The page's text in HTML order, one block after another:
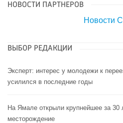
НОВОСТИ ПАРТНЕРОВ
Новости
ВЫБОР РЕДАКЦИИ
Эксперт: интерес у молодежи к
усилился в последние годы
На Ямале открыли крупнейшее за 30
месторождение